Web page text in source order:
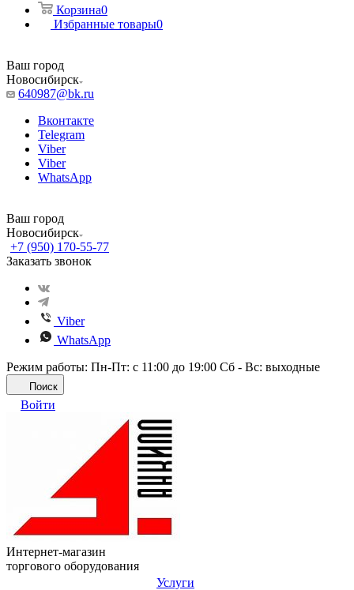
Корзина0
Избранные товары0
Ваш город
Новосибирск
640987@bk.ru
Вконтакте
Telegram
Viber
Viber
WhatsApp
Ваш город
Новосибирск
+7 (950) 170-55-77
Заказать звонок
Viber
WhatsApp
Режим работы: Пн-Пт: с 11:00 до 19:00 Сб - Вс: выходные
Поиск
Войти
Интернет-магазин
торгового оборудования
Услуги